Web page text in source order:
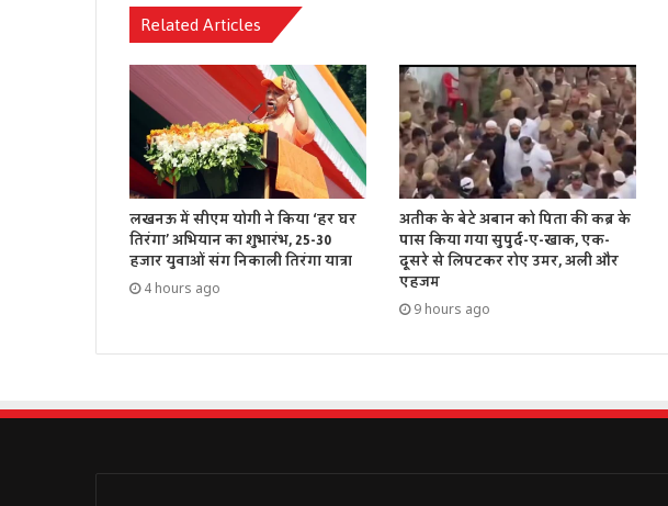
Related Articles
लखनऊ में सीएम योगी ने किया ‘हर घर
तिरंगा’ अभियान का शुभारंभ, 25-30
हजार युवाओं संग निकाली तिरंगा यात्रा
4 hours ago
अतीक के बेटे अबान को पिता की कब्र के
पास किया गया सुपुर्द-ए-खाक, एक-
दूसरे से लिपटकर रोए उमर, अली और
एहजम
9 hours ago